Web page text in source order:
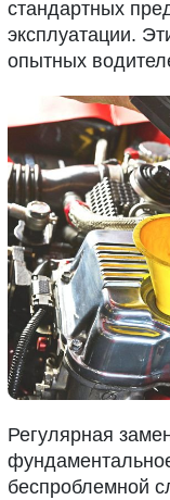
стандартных
эксплуатации.
опытных
Регулярная
беспроблемной